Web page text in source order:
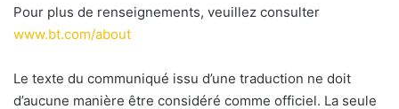
Pour plus de renseignements, veuillez consulter
www.bt.com/about
Le texte du communiqué issu d’une traduction ne doit
d’aucune manière être considéré comme officiel. La seule